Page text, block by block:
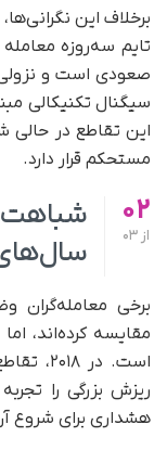
برخلاف این نگرانی‌ها،
تایم سه‌روزه
صعودی است و نزولی
سیگنال تکنیکالی
مستحکم قرار دارد.
02
از
شباهت
سال‌های ۲۰۱۷ و
برخی معامله‌گران
مقایسه کرده‌اند،
است.
ریزش بزرگی را
هشداری برای شروع